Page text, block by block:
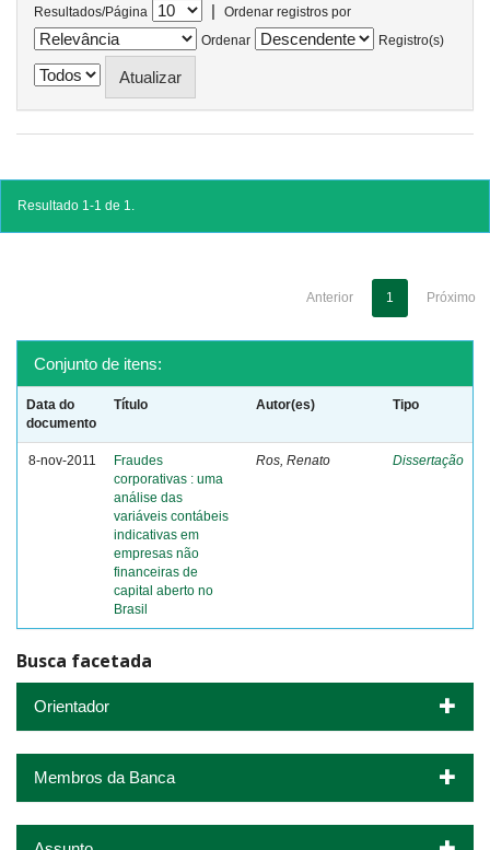
Resultados/Página |
Ordenar registros por
Ordenar
Registro(s)
Resultado 1-1 de 1.
Anterior 1 Próximo
Conjunto de itens:
Data do
documento
Título Autor(es) Tipo
8-nov-2011
Fraudes
corporativas : uma
análise das
variáveis contábeis
indicativas em
empresas não
financeiras de
capital aberto no
Brasil
Ros, Renato Dissertação
Busca facetada
Orientador
Membros da Banca